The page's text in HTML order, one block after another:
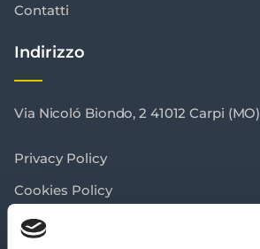
Contatti
Indirizzo
Via Nicoló Biondo, 2 41012 Carpi (MO)
Privacy Policy
Cookies Policy